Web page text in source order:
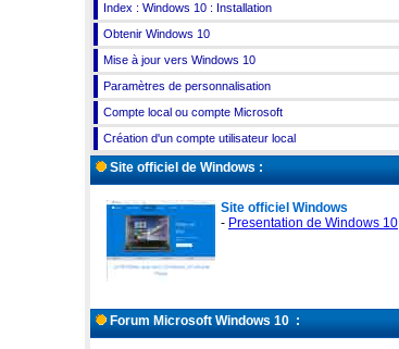
Index : Windows 10 : Installation
Obtenir Windows 10
Mise à jour vers Windows 10
Paramètres de personnalisation
Compte local ou compte Microsoft
Création d'un compte utilisateur local
Site officiel de Windows :
Site officiel Windows
- Presentation de Windows 10
Forum Microsoft Windows 10 :